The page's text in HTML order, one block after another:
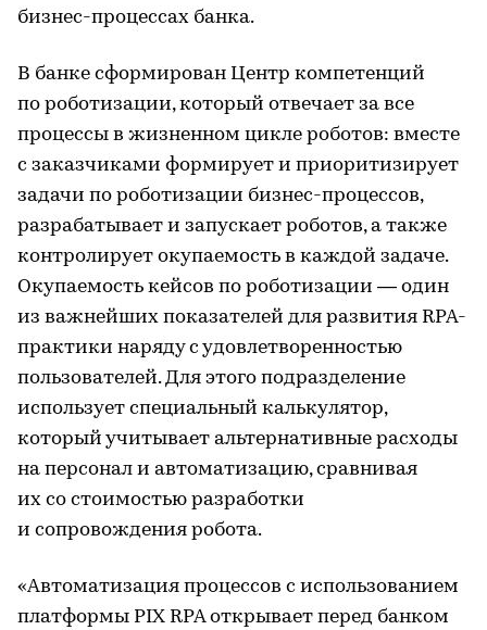
бизнес-процессах банка.
В банке сформирован Центр компетенций
по роботизации, который отвечает за все
процессы в жизненном цикле роботов: вместе
с заказчиками формирует и приоритизирует
задачи по роботизации бизнес-процессов,
разрабатывает и запускает роботов, а также
контролирует окупаемость в каждой задаче.
Окупаемость кейсов по роботизации — один
из важнейших показателей для развития RPA-
практики наряду с удовлетворенностью
пользователей. Для этого подразделение
использует специальный калькулятор,
который учитывает альтернативные расходы
на персонал и автоматизацию, сравнивая
их со стоимостью разработки
и сопровождения робота.
«Автоматизация процессов с использованием
платформы PIX RPA открывает перед банком